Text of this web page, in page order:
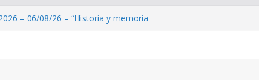
– 06/08/26 – “Historia y memoria